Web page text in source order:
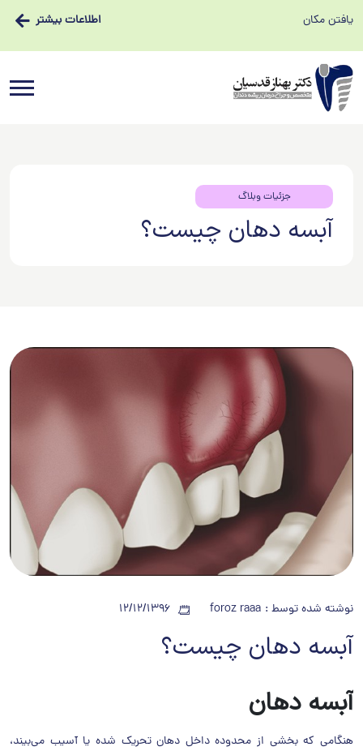
یافتن مکان اطلاعات بیشتر
جزئیات وبلاگ
آبسه دهان چیست؟
نوشته شده توسط : foroz raaa
12/12/1396
آبسه دهان چیست؟
آبسه دهان
هنگامی که بخشی از محدوده داخل دهان تحریک شده یا آسیب می‌بیند،